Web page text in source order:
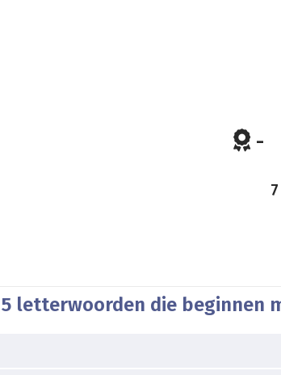
-
5 letterwoorden die beginnen